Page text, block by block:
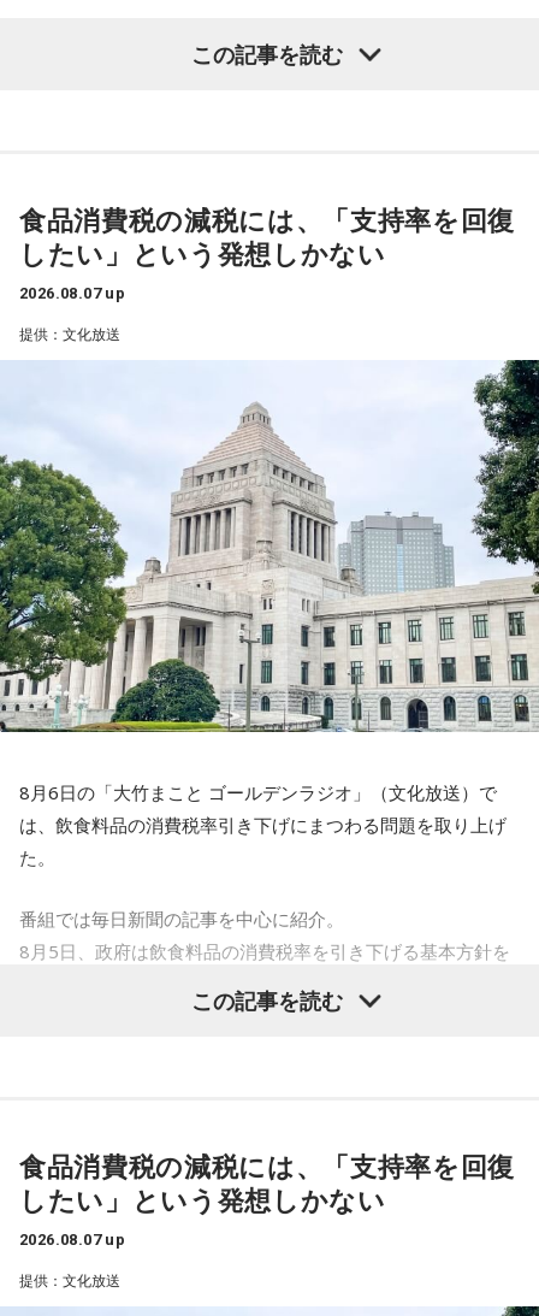
ってきた際に移動せざるを得なくなってしまったと聞いてい
三輪田：芝大神宮の御祭神は伊勢神宮と同じ、天照大御神
様、豊受大神様の主祭神をお祀りしているので、「関東のお
伊勢さま」と呼ばれています。昔は関東の方たちが伊勢神宮
にお参りに行こうとしても、なかなか行くことができなかっ
たので、皆さま、こちらにお参りされていました。
寺内：ここになら、伊勢に行くよりも、手軽に来られますも
んね。
小林：面白い名前のお祭りがあると聞いたのですが？
三輪田：「だらだら祭り」ですね。日本一期間が長いお祭り
なんです。
寺内：長くやるから、「だらだら」なんですか？
三輪田：例祭期間が9月の11日から21日までの11日間あるん
小林：最悪じゃないですか！ 働いている方には！
一同：（笑）。
寺内：実際、神職の方は大変ですよね？
寺内：汗ダラダラ祭りってことですか？
はどんな掛け合いが飛び出すのか、注目だ。
し、正解者の中から毎日3名に、 8月24日（月）ゲストの井戸
田潤にちなんだ“ハンバーグ”をプレゼント。遊び心あふれる企
画でリスナーも一緒に楽しめる内容となっている。そして、
スペシャルウィーク（8月24日～28日）は、毎日5名にシャイ
ンマスカットをプレゼント。真夏にぴったりなみずみずしさ
で、思わず「甘～い！」と声に出してしまうこと、間違いな
スペシャルウィーク前週からスペシャルウィークまで、笑い
が詰まった2週間。この夏をより“旨く”、そして“サンキュ
ー！”な時間を届ける『ラジオビバリー昼ズ』は平日11時30分
から生放送。
ニッポン放送「高田文夫のラジオビバリー昼ズ」
13時
■出演者：
月曜 高田文夫・松本明子／ゲスト 井戸田潤
ンサー）
水曜 春風亭昇太・乾貴美子／ゲスト 林家正蔵
金曜 高田文夫・松村邦洋・磯山さやか／ゲスト ウエストラ
8月24日（月）はTV番組でのウォーキングロケを観た高田文
25日（火）は、「サンキュー！」の決めフレーズと全力キャ
ラでおなじみのパンサー尾形貴弘がメジャー1stデジタルシン
グル「サンキューロック!!」を引っ提げて登場。数々のバラエ
ティ番組で存在感を発揮してきたエネルギッシュな魅力で、
スタジオを明るく盛り上げる。
26日（水）は、今年6月に落語協会会長に就任した林家正蔵
が登場し、落語芸術協会会長の春風亭昇太との会長対談が実
現する。落語界を牽引する2人が落語への想いや未来を語り合
う。林家正蔵の軽妙な語り口と確かな話芸で、 『ビバリー昼
ズ』ならではの“昼の寄席”のようなひとときを届ける。
27日（木）は、清水ミチコとナイツのレギュラー3人で賑や
かに届ける。リスナーから募集したエピソードとリクエスト
を紹介する「音楽道場破り」のテーマは「サンキューリクエ
スト」。採用されたリスナーには“旨～い”ラーメン1ケースを
プレゼントする。
最終日28日（金）は、「M-1グランプリ2022」王者ウエスト
ランドがおよそ2年ぶりに『ビバリー昼ズ』に登場。毒舌漫才
と軽快なトークでお馴染みのウエストランドだが、副鼻腔炎
トークにも期待が高まる。ウエストランドと高田文夫、今回
はどんな掛け合いが飛び出すのか、注目だ。
田潤にちなんだ“ハンバーグ”をプレゼント。遊び心あふれる企
画でリスナーも一緒に楽しめる内容となっている。そして、
スペシャルウィーク（8月24日～28日）は、毎日5名にシャイ
ンマスカットをプレゼント。真夏にぴったりなみずみずしさ
で、思わず「甘～い！」と声に出してしまうこと、間違いな
この記事を読む
食品消費税の減税には、「支持率を回復
したい」という発想しかない
2026.08.07 up
提供：文化放送
8月6日の「大竹まこと ゴールデンラジオ」（文化放送）で
は、飲食料品の消費税率引き下げにまつわる問題を取り上げ
た。
番組では毎日新聞の記事を中心に紹介。
8月5日、政府は飲食料品の消費税率を引き下げる基本方針を
これは2027年4月から2年限定となるが、現行の8％（軽減税
なったのかもよくわかない」
金子勝 「だって昔のブログでは、消費税の減税を批判してた
んですから」
1989年の導入以来、消費税の減税は初めてのこと。年約は5
この記事を読む
食品消費税の減税には、「支持率を回復
したい」という発想しかない
2026.08.07 up
提供：文化放送